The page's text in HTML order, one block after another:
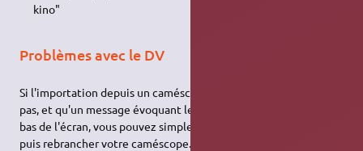
kino"
Problèmes avec le DV
Si l'importation depuis un caméscope numérique ne fonctionne
pas, et qu'un message évoquant le module raw1394 s'affiche en
bas de l'écran, vous pouvez simplement essayer de débrancher
puis rebrancher votre caméscope. Les informations qui suivent